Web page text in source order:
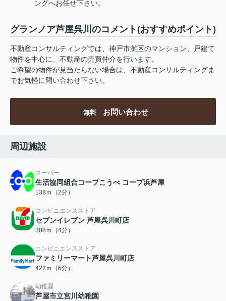
ングへお任せ下さい。
グランノア芦屋呉川のコメント(おすすめポイント)
不動産コンサルティングでは、神戸市灘区のマンション、戸建て
物件を中心に、不動産の売買仲介を行います。
ご希望の物件が見当たらない場合は、不動産コンサルティングま
でお気軽に問い合わせ下さい。
無料 お問い合わせ
周辺施設
スーパー
生活協同組合コープこうべ コープ浜芦屋
138ｍ（2分）
コンビニエンスストア
セブンイレブン 芦屋呉川町店
308ｍ（4分）
コンビニエンスストア
ファミリーマート芦屋呉川町店
422ｍ（6分）
幼稚園
芦屋市立宮川幼稚園